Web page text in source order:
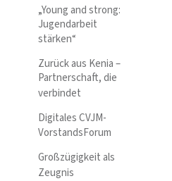
„Young and strong:
Jugendarbeit
stärken“
Zurück aus Kenia –
Partnerschaft, die
verbindet
Digitales CVJM-
VorstandsForum
Großzügigkeit als
Zeugnis